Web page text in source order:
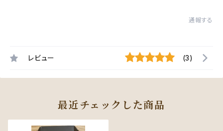
通報する
レビュー (3)
最近チェックした商品